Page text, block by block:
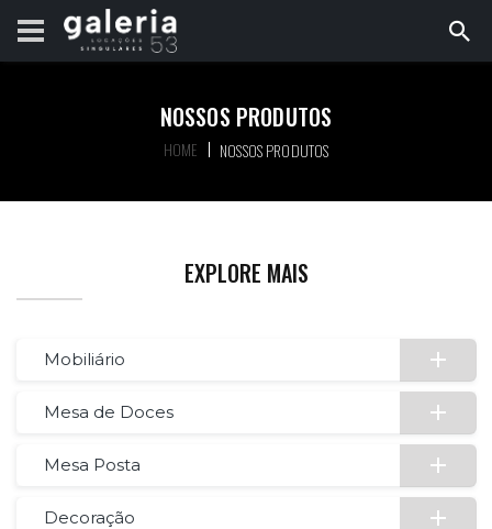
NOSSOS PRODUTOS
HOME NOSSOS PRODUTOS
EXPLORE MAIS
Mobiliário
Mesa de Doces
Mesa Posta
Decoração